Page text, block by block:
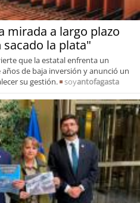
mirada a largo plazo
sacado la plata"
que la estatal enfrenta un
de baja inversión y anunció un
su gestión.
soyantofagasta